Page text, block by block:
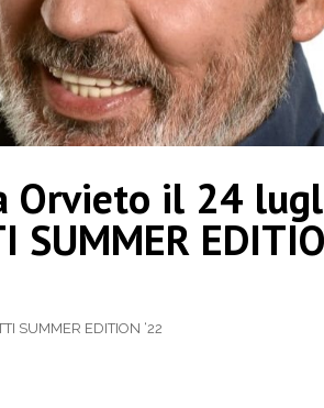
Orvieto il 24
SUMMER EDITION ‘22